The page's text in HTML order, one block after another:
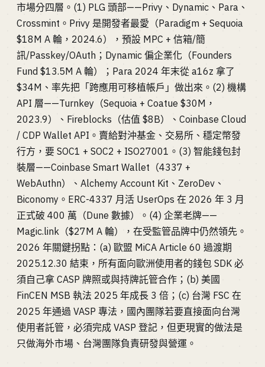
市場分四層。(1) PLG 頭部——Privy、Dynamic、Para、
Crossmint。Privy 是開發者最愛（Paradigm + Sequoia
$18M A 輪，2024.6），預設 MPC + 信箱/簡
訊/Passkey/OAuth；Dynamic 偏企業化（Founders
Fund $13.5M A 輪）；Para 2024 年末從 a16z 拿了
$34M、率先把「跨應用可移植帳戶」做出來。(2) 機構
API 層——Turnkey（Sequoia + Coatue $30M，
2023.9）、Fireblocks（估值 $8B）、Coinbase Cloud
/ CDP Wallet API。賣給對沖基金、交易所、穩定幣發
行方，要 SOC1 + SOC2 + ISO27001。(3) 智能錢包封
裝層——Coinbase Smart Wallet（4337 +
WebAuthn）、Alchemy Account Kit、ZeroDev、
Biconomy。ERC-4337 月活 UserOps 在 2026 年 3 月
正式破 400 萬（Dune 數據）。(4) 企業老牌——
Magic.link（$27M A 輪），在受監管品牌中仍然領先。
2026 年關鍵拐點：(a) 歐盟 MiCA Article 60 過渡期
2025.12.30 結束，所有面向歐洲使用者的錢包 SDK 必
須自己拿 CASP 牌照或與持牌託管合作；(b) 美國
FinCEN MSB 執法 2025 年成長 3 倍；(c) 台灣 FSC 在
2025 年通過 VASP 專法，國內團隊若要直接面向台灣
使用者託管，必須完成 VASP 登記，但更現實的做法是
只做海外市場、台灣團隊負責研發與營運。